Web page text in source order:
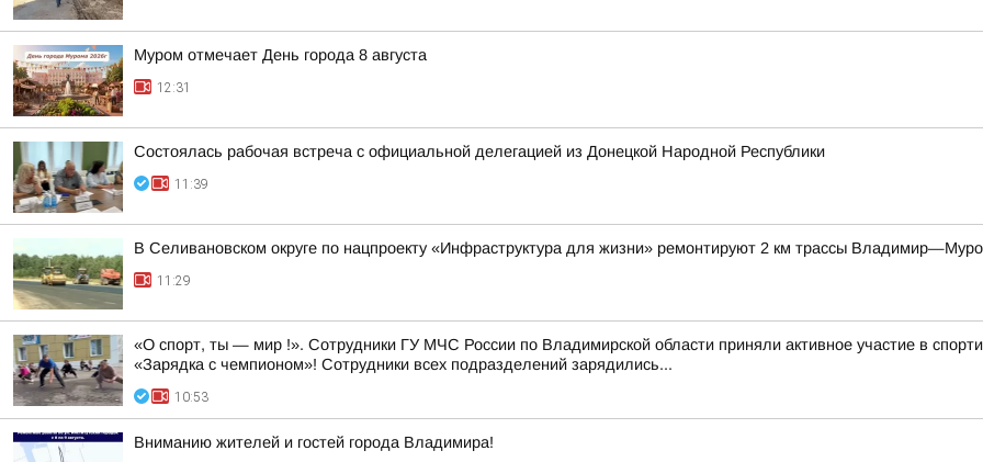
Муром отмечает День города 8 августа
12:31
Состоялась рабочая встреча с официальной делегацией из Донецкой Народной Республики
11:39
В Селивановском округе по нацпроекту «Инфраструктура для жизни» ремонтируют 2 км трассы
11:29
«О спорт, ты — мир !». Сотрудники ГУ МЧС России по Владимирской области приняли активное участие в
«Зарядка с чемпионом»! Сотрудники всех подразделений зарядились...
10:53
Вниманию жителей и гостей города Владимира!